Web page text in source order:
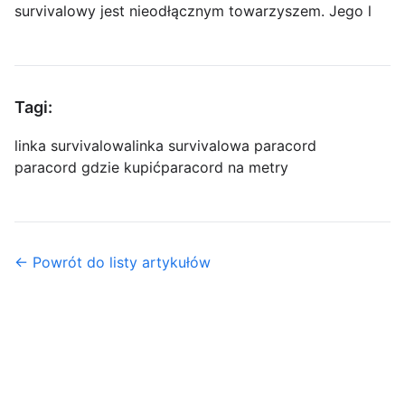
survivalowy jest nieodłącznym towarzyszem. Jego l
Tagi:
linka survivalowalinka survivalowa paracord
paracord gdzie kupićparacord na metry
← Powrót do listy artykułów